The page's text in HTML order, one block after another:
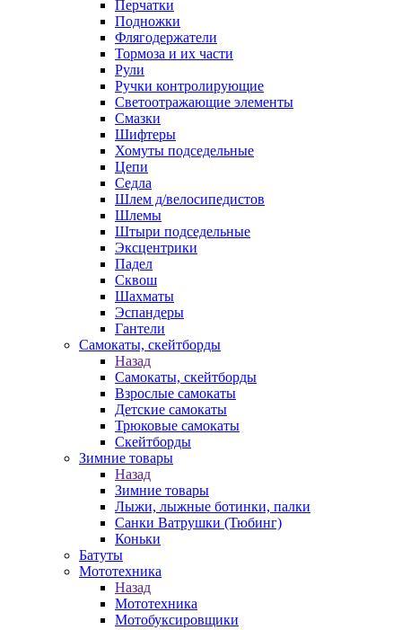
Перчатки
Подножки
Флягодержатели
Тормоза и их части
Рули
Ручки контролирующие
Светоотражающие элементы
Смазки
Шифтеры
Хомуты подседельные
Цепи
Седла
Шлем д/велосипедистов
Шлемы
Штыри подседельные
Эксцентрики
Падел
Сквош
Шахматы
Эспандеры
Гантели
Самокаты, скейтборды
Назад
Самокаты, скейтборды
Взрослые самокаты
Детские самокаты
Трюковые самокаты
Скейтборды
Зимние товары
Назад
Зимние товары
Лыжи, лыжные ботинки, палки
Санки Ватрушки (Тюбинг)
Коньки
Батуты
Мототехника
Назад
Мототехника
Мотобуксировщики